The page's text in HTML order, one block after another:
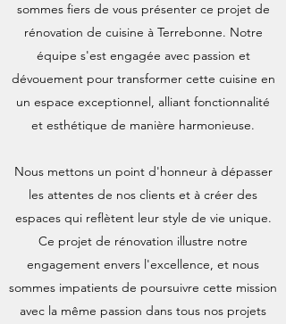
sommes fiers de vous présenter ce projet de
rénovation de cuisine à Terrebonne. Notre
équipe s'est engagée avec passion et
dévouement pour transformer cette cuisine en
un espace exceptionnel, alliant fonctionnalité
et esthétique de manière harmonieuse.
Nous mettons un point d'honneur à dépasser
les attentes de nos clients et à créer des
espaces qui reflètent leur style de vie unique.
Ce projet de rénovation illustre notre
engagement envers l'excellence, et nous
sommes impatients de poursuivre cette mission
avec la même passion dans tous nos projets